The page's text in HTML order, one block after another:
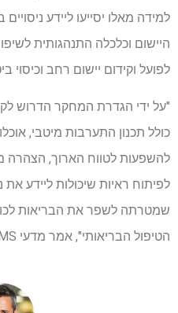
למידה מאלו יסייעו ליידע
היישום וכלכלה התנהגותית
לפועל וקידום יישום רחב וכיסוי
"על ידי הגדרת המחקר הדרוש
כולל תכנון התערבות מיטבי,
להשפעות לטווח הארוך, הצהרה
לפיתוח ראיות שיכולות ליידע את
שמטרתה לשפר את הבריאות
הטיפול הבריאותי", אמר מדעי SV Elkind, MD, MS, MS.